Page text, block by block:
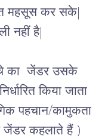
महसूस कर सके|
नहीं है|
का  जेंडर उसके
किया जाता
पहचान/कामुकता
जेंडर कहलाते हैं )